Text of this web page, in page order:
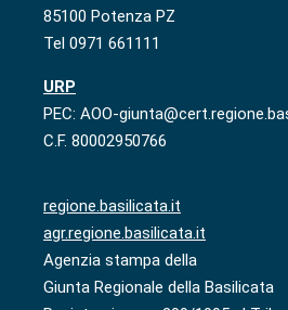
85100 Potenza PZ
Tel 0971 661111
URP
PEC: AOO-
C.F. 80002950766
regione.basilicata.it
agr.regione.basilicata.it
Agenzia stampa della
Giunta Regionale della Basilicata